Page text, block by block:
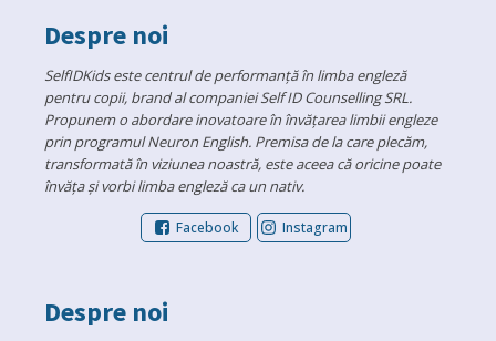
Despre noi
SelfIDKids este centrul de performanță în limba engleză
pentru copii, brand al companiei Self ID Counselling SRL.
Propunem o abordare inovatoare în învățarea limbii engleze
prin programul Neuron English. Premisa de la care plecăm,
transformată în viziunea noastră, este aceea că oricine poate
învăța și vorbi limba engleză ca un nativ.
Facebook Instagram
Despre noi